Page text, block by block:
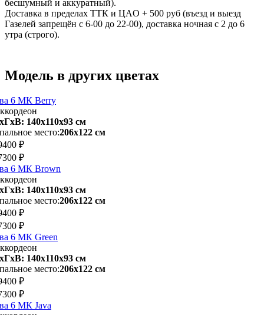
бесшумный и аккуратный).
Доставка в пределах ТТК и ЦАO + 500 pуб (въезд и выезд
Газелей запрещён с 6-00 до 22-00), доставка ночная с 2 до 6
утра (строго).
Модель в других цветах
6 МК Berry
140х110x93 см
место:206х122 см
₽
₽
6 МК Brown
140х110x93 см
место:206х122 см
₽
₽
6 МК Green
140х110x93 см
место:206х122 см
₽
₽
6 МК Java